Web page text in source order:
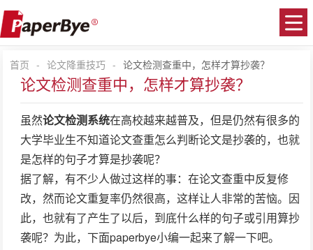
首页 - 论文降重技巧 - 论文检测查重中，怎样才算抄袭？
论文检测查重中，怎样才算抄袭？
虽然论文检测系统在高校越来越普及，但是仍然有很多的
大学毕业生不知道论文查重怎么判断论文是抄袭的，也就
是怎样的句子才算是抄袭呢？
据了解，有不少人做过这样的事：在论文查重中反复修
改，然而论文重复率仍然很高，这样让人非常的苦恼。因
此，也就有了产生了以后，到底什么样的句子或引用算抄
袭呢？为此，下面paperbye小编一起来了解一下吧。